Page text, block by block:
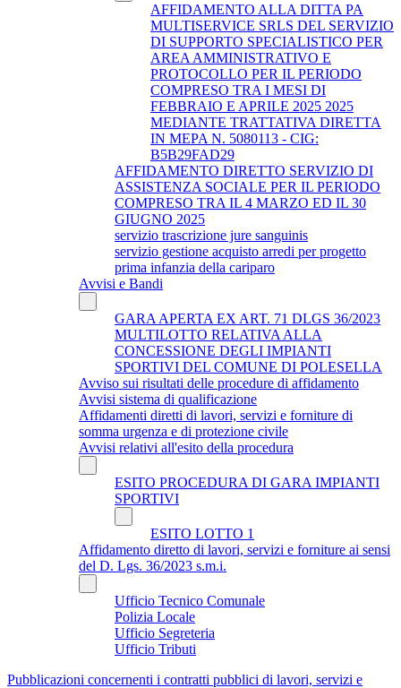
AFFIDAMENTO ALLA DITTA PA
MULTISERVICE SRLS DEL SERVIZIO
DI SUPPORTO SPECIALISTICO PER
AREA AMMINISTRATIVO E
PROTOCOLLO PER IL PERIODO
COMPRESO TRA I MESI DI
FEBBRAIO E APRILE 2025 2025
MEDIANTE TRATTATIVA DIRETTA
IN MEPA N. 5080113 - CIG:
B5B29FAD29
AFFIDAMENTO DIRETTO SERVIZIO DI
ASSISTENZA SOCIALE PER IL PERIODO
COMPRESO TRA IL 4 MARZO ED IL 30
GIUGNO 2025
servizio trascrizione jure sanguinis
servizio gestione acquisto arredi per progetto
prima infanzia della cariparo
Avvisi e Bandi
GARA APERTA EX ART. 71 DLGS 36/2023
MULTILOTTO RELATIVA ALLA
CONCESSIONE DEGLI IMPIANTI
SPORTIVI DEL COMUNE DI POLESELLA
Avviso sui risultati delle procedure di affidamento
Avvisi sistema di qualificazione
Affidamenti diretti di lavori, servizi e forniture di
somma urgenza e di protezione civile
Avvisi relativi all'esito della procedura
ESITO PROCEDURA DI GARA IMPIANTI
SPORTIVI
ESITO LOTTO 1
Affidamento diretto di lavori, servizi e forniture ai sensi
del D. Lgs. 36/2023 s.m.i.
Ufficio Tecnico Comunale
Polizia Locale
Ufficio Segreteria
Ufficio Tributi
Pubblicazioni concernenti i contratti pubblici di lavori, servizi e